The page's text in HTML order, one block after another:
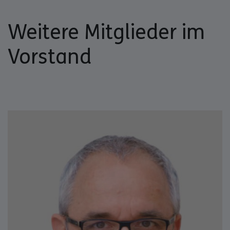
Weitere Mitglieder im
Vorstand